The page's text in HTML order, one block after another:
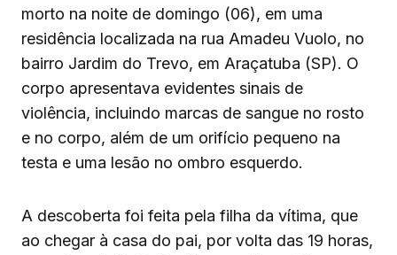
morto na noite de domingo (06), em uma
residência localizada na rua Amadeu Vuolo, no
bairro Jardim do Trevo, em Araçatuba (SP). O
corpo apresentava evidentes sinais de
violência, incluindo marcas de sangue no rosto
e no corpo, além de um orifício pequeno na
testa e uma lesão no ombro esquerdo.
A descoberta foi feita pela filha da vítima, que
ao chegar à casa do pai, por volta das 19 horas,